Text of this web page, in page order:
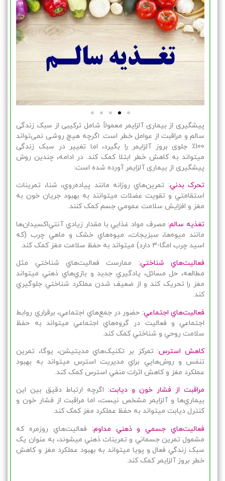
پیشگیری از بیماری آلزایمر معمولاً شامل ترکیبی از سبک زندگی
سالم و مراقبت از عوامل خطر است. اگرچه هیچ روشی نمی‌تواند
100٪ جلوی بروز آلزایمر را بگیرد، اما تغییر در سبک زندگی
میتواند به کاهش خطر ابتلا کمک کند. در ادامه، چندین روش
پیشگیری از بیماری آلزایمر آورده شده است:
تحرک بدني:تمرين‌هاي روزانه مانند پياده‌روي، شنا، تمرينات
استقامتي و تقويت عضلات ميتوانند به بهبود جريان خون به
مغز و افزايش سلامت عمومي جسم کمک کنند.
تغذيه سالم:مصرف مواد غذايي با مقدار زيادي آنتي‌اکسيدان‌ها
مانند ميوه‌ها، سبزيجات، ميوه‌هاي خشک و ماهي چرب (که
اسيد چرب امگا-3 دارد) ميتواند به حفظ سلامت مغز کمک کند.
فعاليت‌هاي شناختي:ممارست فعاليت‌هاي شناختي مثل
مطالعه، حل مسائل، يادگيري جديد و بازي‌هاي ذهني ميتواند
مغز را تحريک کند و از ضعيف شدن عملکرد شناختي جلوگيري
کند.
فعاليت‌هاي اجتماعي:حضور در جمع‌هاي اجتماعي، برقراري روابط
اجتماعي و فعاليت در گروه‌هاي اجتماعي ميتواند به حفظ
سلامت روحي و شناختي کمک کند.
کاهش استرس:تمرکز بر تکنيک‌هاي مديتيشن، يوگا، تمرين
تنفس و روش‌هايي براي مديريت استرس ميتواند به بهبود
عملکرد مغز و کاهش اثرات منفي استرس کمک کند.
مراقبت از فشار خون و ديابت:اگرچه ارتباط دقيق بين اين
بيماري‌ها و آلزايمر مشخص نيست، اما مراقبت از فشار خون و
کنترل ديابت ميتواند به حفظ عملکرد مغز کمک کند.
فعاليت‌هاي جسمي و ذهني مداوم:فعاليت‌هاي روزمره که
مشمول تمرين جسماني و تمرينات ذهني ميشوند، به عنوان يک
سبک زندگي فعال و پويا ميتواند به بهبود عملکرد مغز و کاهش
خطر بروز آلزايمر کمک کند.